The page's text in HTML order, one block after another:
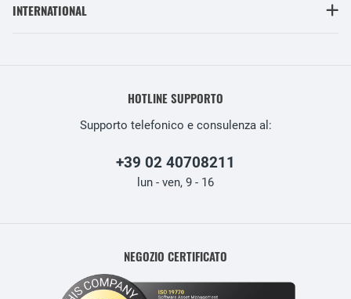
INTERNATIONAL
HOTLINE SUPPORTO
Supporto telefonico e consulenza al:
+39 02 40708211
lun - ven, 9 - 16
NEGOZIO CERTIFICATO